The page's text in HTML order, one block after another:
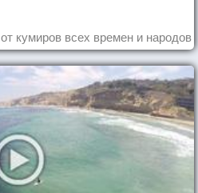
кумиров всех времен и народов